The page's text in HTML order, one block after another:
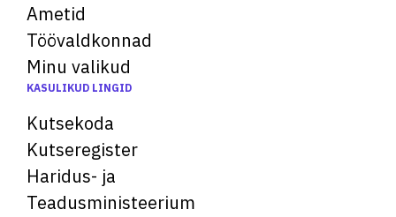
Ametid
Töövaldkonnad
Minu valikud
KASULIKUD LINGID
Kutsekoda
Kutseregister
Haridus- ja
Teadusministeerium